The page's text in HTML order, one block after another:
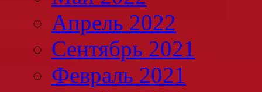
Апрель 2022
Сентябрь 2021
Февраль 2021